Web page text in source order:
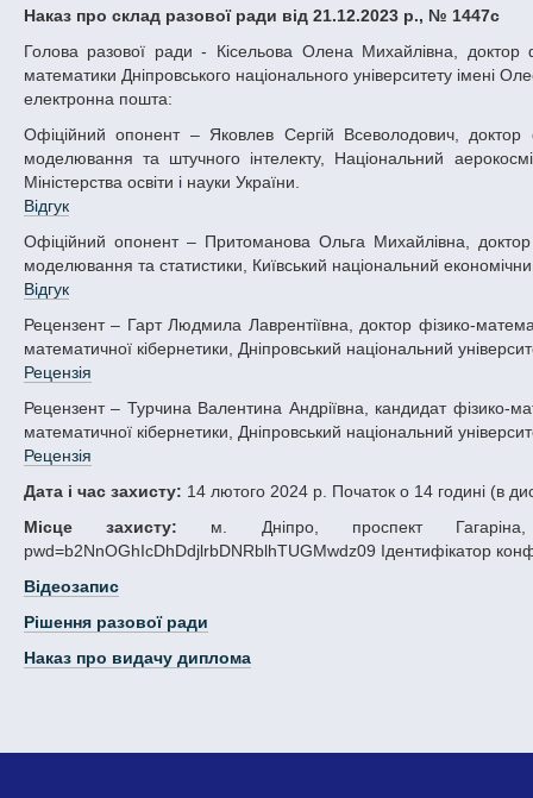
Наказ про склад разової ради від 21.12.2023 р., № 1447с
Голова разової ради - Кісельова Олена Михайлівна, доктор фізико-математичних наук, професор, в. о. декана факультету прикладної
математики Дніпровського національного університету імені
електронна пошта:
Офіційний опонент – Яковлев Сергій Всеволодович, доктор фізико-математичних наук, професор, професор кафедри математичного
моделювання та штучного інтелекту, Національний
Міністерства освіти і науки України.
Відгук
Офіційний опонент – Притоманова Ольга Михайлівна, доктор фізико-математичних наук, професор, професор кафедри математичного
моделювання та статистики, Київський національний
Відгук
Рецензент – Гарт Людмила Лаврентіївна, доктор фізико-математичних наук, професор, професор кафедри обчислювальної математики та
математичної кібернетики, Дніпровський національний
Рецензія
Рецензент – Турчина Валентина Андріївна, кандидат фізико-математичних наук, доцент, завідувач кафедри обчислювальної математики та
математичної кібернетики, Дніпровський національний
Рецензія
Дата і час захисту: 14 лютого 2024 р. Початок о 14 годині (в
Місце захисту: м. Дніпро, проспект Гагаріна,
pwd=b2NnOGhIcDhDdjlrbDNRblhTUGMwdz09 Ідентифікатор
Відеозапис
Рішення разової ради
Наказ про видачу диплома